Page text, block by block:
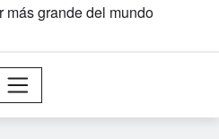
más grande del mundo